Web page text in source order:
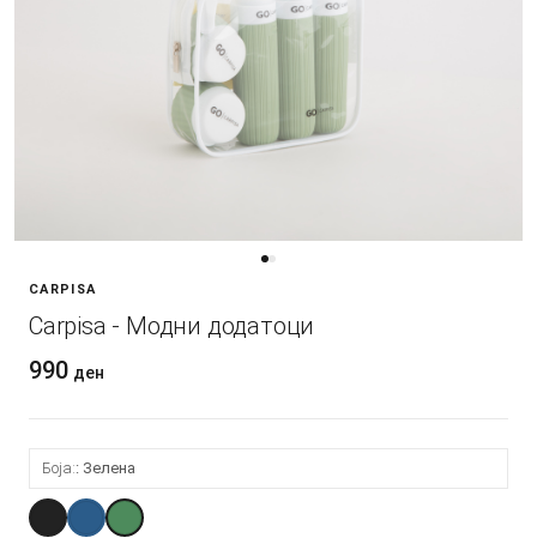
CARPISA
Carpisa - Модни додатоци
990 ден
Боја: Зелена